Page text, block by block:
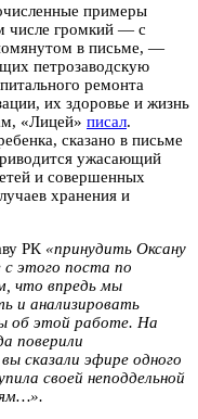
примеры
числе громкий — с
в письме, —
петрозаводскую
ремонта
их здоровье и жизнь
«Лицей» писал.
сказано в письме
ужасающий
и совершенных
хранения и
РК «принудить Оксану
этого поста по
что впредь мы
и анализировать
об этой работе. На
поверили
сказали эфире одного
своей неподдельной